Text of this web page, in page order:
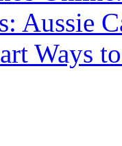
Aussie
Ways